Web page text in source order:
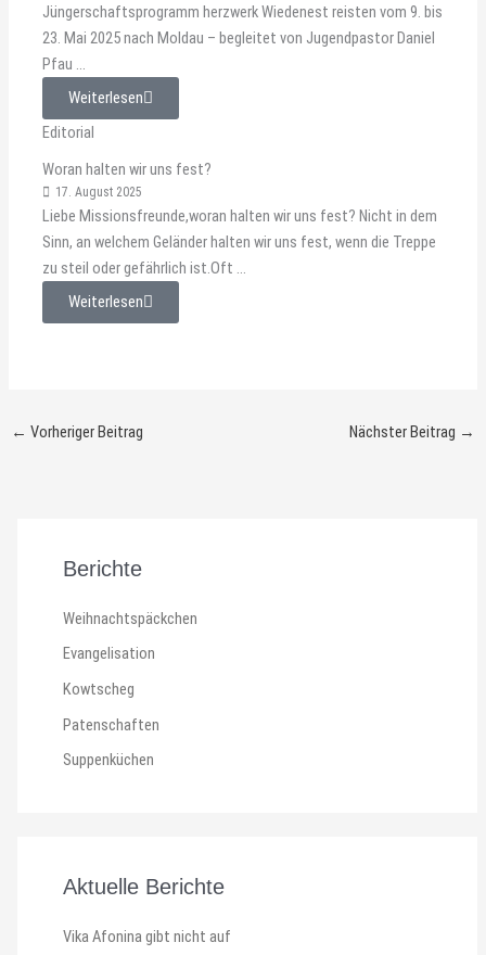
Jüngerschaftsprogramm herzwerk Wiedenest reisten vom 9. bis
23. Mai 2025 nach Moldau – begleitet von Jugendpastor Daniel
Pfau ...
Weiterlesen
Editorial
Woran halten wir uns fest?
17. August 2025
Liebe Missionsfreunde,woran halten wir uns fest? Nicht in dem
Sinn, an welchem Geländer halten wir uns fest, wenn die Treppe
zu steil oder gefährlich ist.Oft ...
Weiterlesen
← Vorheriger Beitrag Nächster Beitrag →
Berichte
Weihnachtspäckchen
Evangelisation
Kowtscheg
Patenschaften
Suppenküchen
Aktuelle Berichte
Vika Afonina gibt nicht auf